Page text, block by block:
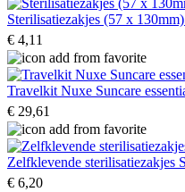
Sterilisatiezakjes (57 x
€ 4,11
Travelkit Nuxe Suncare
€ 29,61
Zelfklevende sterilisatiezakjes
€ 6,20